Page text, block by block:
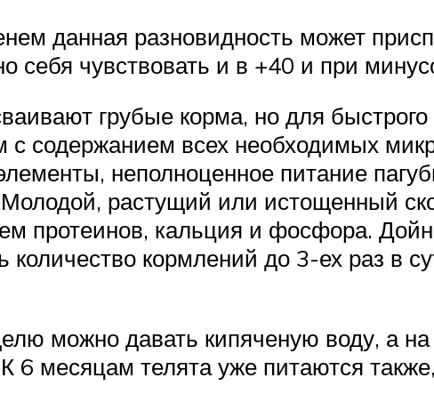
данная разновидность может
чувствовать и в +40 и при
грубые корма, но для
с содержанием всех необходимых
неполноценное питание
растущий или истощенный
протеинов, кальция и фосфора.
количество кормлений до 3-ех раз в
можно давать кипяченую воду, а
6 месяцам телята уже питаются